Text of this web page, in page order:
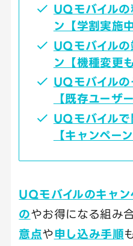
UQモバイルの
ン【学割実施中
UQモバイルの
ン【機種変更
UQモバイルの
【既存ユーザ
UQモバイルで
【キャンペー
UQモバイルのキャ
のやお得になる組み合
意点や申し込み手順